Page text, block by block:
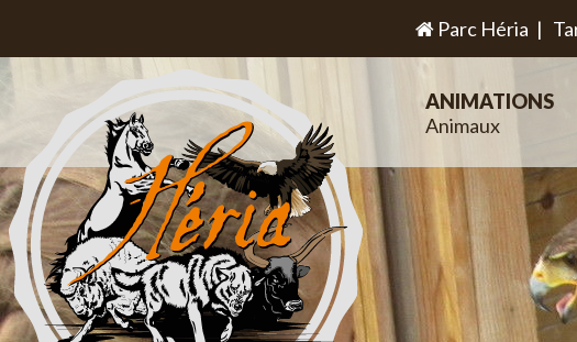
Parc Héria |
ANIMATIONS
Animaux